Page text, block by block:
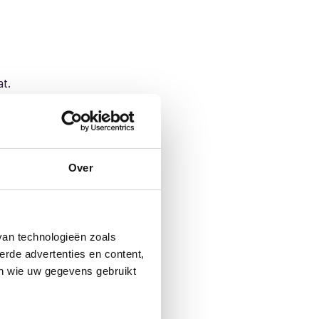
Over
technologieën zoals
advertenties en content,
wie uw gegevens gebruikt